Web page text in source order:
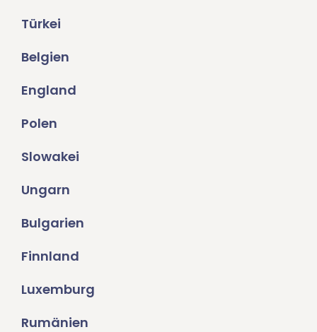
Türkei
Belgien
England
Polen
Slowakei
Ungarn
Bulgarien
Finnland
Luxemburg
Rumänien